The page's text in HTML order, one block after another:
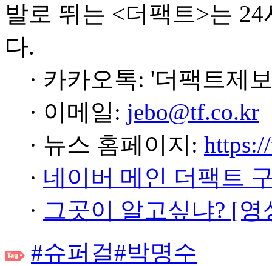
발로 뛰는 <더팩트>는
다.
· 카카오톡: '더팩트제
· 이메일: jebo@tf.co.kr
· 뉴스 홈페이지:
· 네이버 메인 더팩트
· 그곳이 알고싶냐? [
#슈퍼걸#박명수